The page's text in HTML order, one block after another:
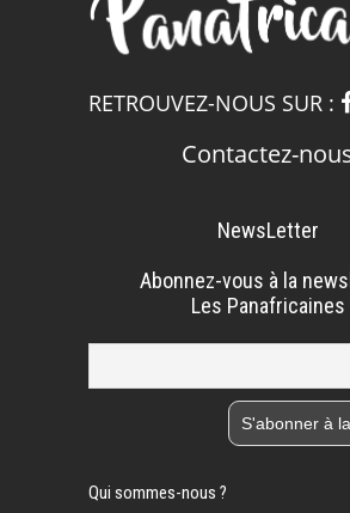
RETROUVEZ-NOUS SUR :
Contactez-
NewsLetter
Abonnez-vous à la
Les Panafricaines
Qui sommes-nous ?